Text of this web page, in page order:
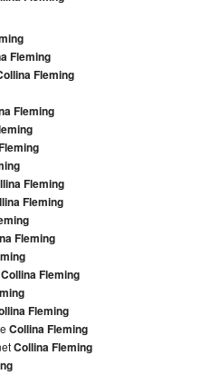
Fleming
Fleming
Fleming
Fleming
Fleming
Fleming
Collina Fleming
Fleming
Collina Fleming
Collina Fleming